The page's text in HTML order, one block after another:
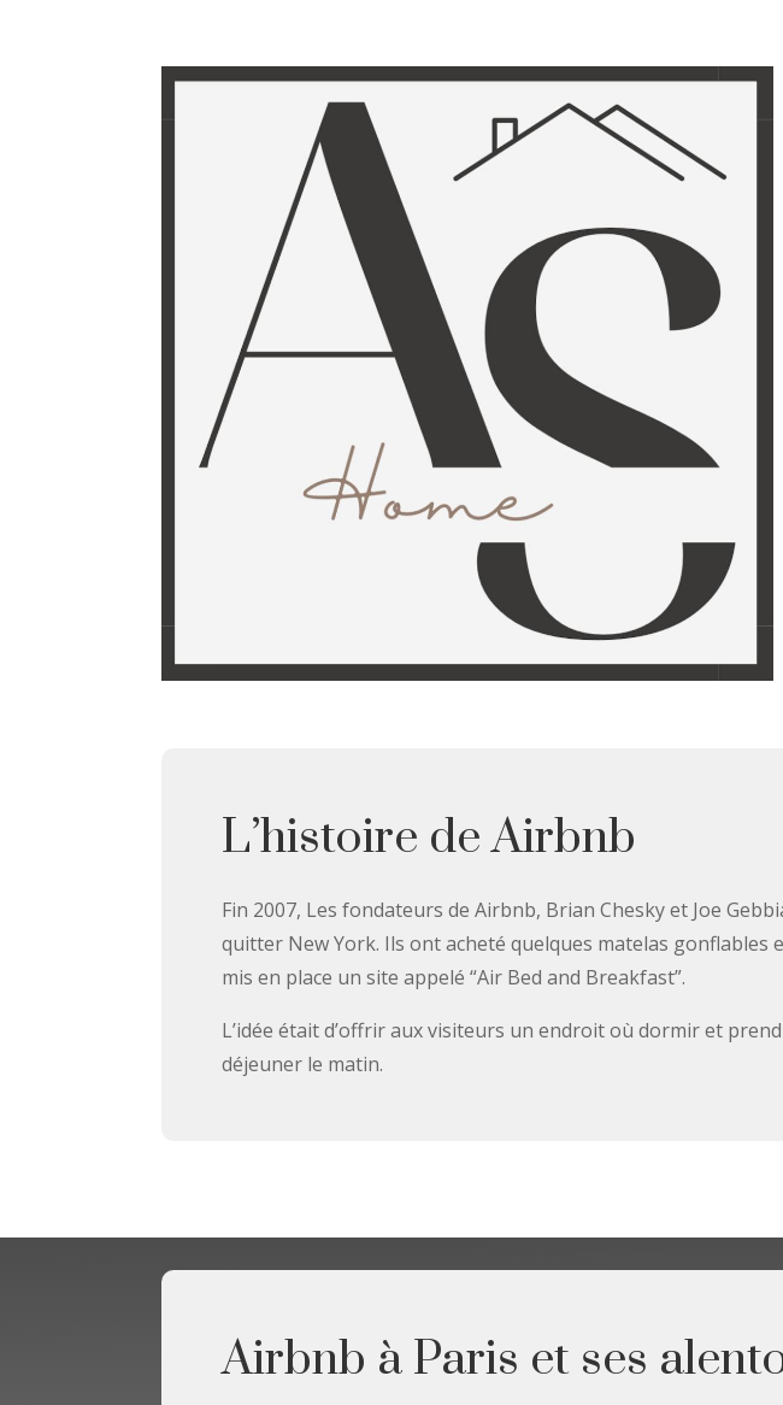
L’histoire de Airbnb
Fin 2007, Les fondateurs de Airbnb, Brian Chesky et Joe
quitter New York. Ils ont acheté quelques matelas gonflables
mis en place un site appelé “Air Bed and Breakfast”.
L’idée était d’offrir aux visiteurs un endroit où dormir et
déjeuner le matin.
Airbnb à Paris et ses